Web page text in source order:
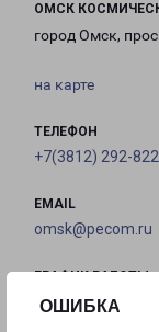
ОШИБКА
ОМСК
город Омск,
на карте
ТЕЛЕФОН
+7(3812) 292-822
EMAIL
omsk@pecom.ru
ГРАФИК РАБОТЫ